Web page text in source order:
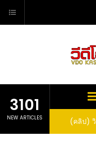
content
3101
NEW ARTICLES
ปในถัง จะได้ผล
expect that
(คลิป)